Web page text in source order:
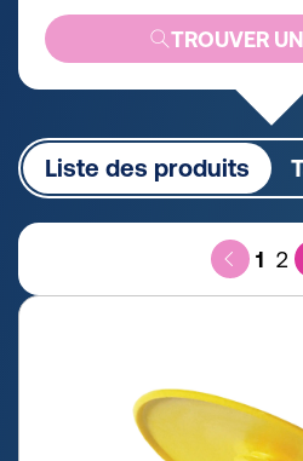
TROUVER
Liste des produits
1 2